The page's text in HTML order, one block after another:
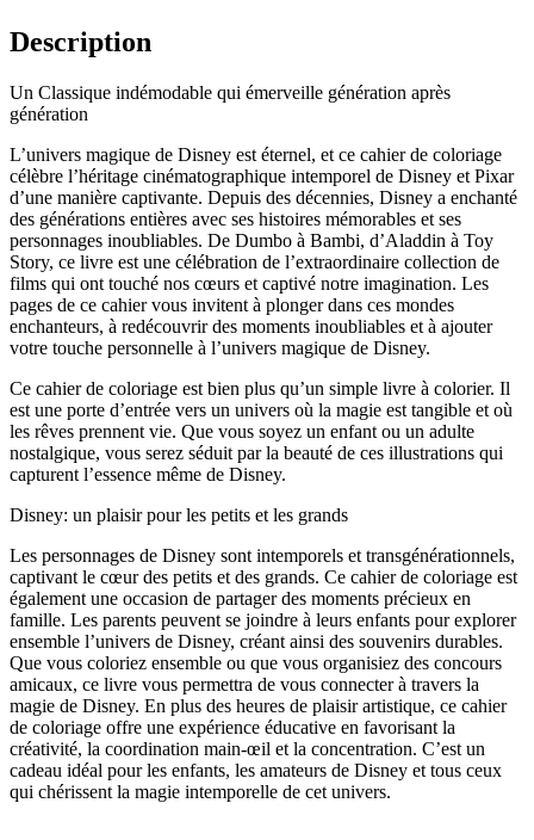
Description
Un Classique indémodable qui émerveille génération après
génération
L’univers magique de Disney est éternel, et ce cahier de coloriage
célèbre l’héritage cinématographique intemporel de Disney et Pixar
d’une manière captivante. Depuis des décennies, Disney a enchanté
des générations entières avec ses histoires mémorables et ses
personnages inoubliables. De Dumbo à Bambi, d’Aladdin à Toy
Story, ce livre est une célébration de l’extraordinaire collection de
films qui ont touché nos cœurs et captivé notre imagination. Les
pages de ce cahier vous invitent à plonger dans ces mondes
enchanteurs, à redécouvrir des moments inoubliables et à ajouter
votre touche personnelle à l’univers magique de Disney.
Ce cahier de coloriage est bien plus qu’un simple livre à colorier. Il
est une porte d’entrée vers un univers où la magie est tangible et où
les rêves prennent vie. Que vous soyez un enfant ou un adulte
nostalgique, vous serez séduit par la beauté de ces illustrations qui
capturent l’essence même de Disney.
Disney: un plaisir pour les petits et les grands
Les personnages de Disney sont intemporels et transgénérationnels,
captivant le cœur des petits et des grands. Ce cahier de coloriage est
également une occasion de partager des moments précieux en
famille. Les parents peuvent se joindre à leurs enfants pour explorer
ensemble l’univers de Disney, créant ainsi des souvenirs durables.
Que vous coloriez ensemble ou que vous organisiez des concours
amicaux, ce livre vous permettra de vous connecter à travers la
magie de Disney. En plus des heures de plaisir artistique, ce cahier
de coloriage offre une expérience éducative en favorisant la
créativité, la coordination main-œil et la concentration. C’est un
cadeau idéal pour les enfants, les amateurs de Disney et tous ceux
qui chérissent la magie intemporelle de cet univers.